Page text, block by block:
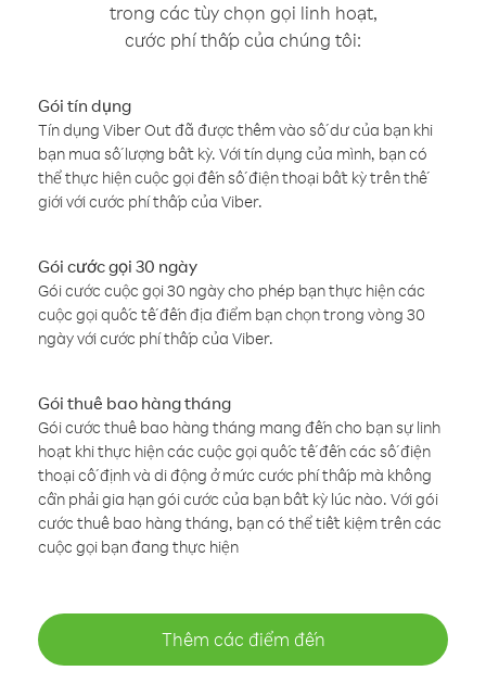
trong các tùy chọn gọi linh hoạt,
cước phí thấp của chúng tôi:
Gói tín dụng
Tín dụng Viber Out đã được thêm vào số dư của bạn khi
bạn mua số lượng bất kỳ. Với tín dụng của mình, bạn có
thể thực hiện cuộc gọi đến số điện thoại bất kỳ trên thế
giới với cước phí thấp của Viber.
Gói cước gọi 30 ngày
Gói cước cuộc gọi 30 ngày cho phép bạn thực hiện các
cuộc gọi quốc tế đến địa điểm bạn chọn trong vòng 30
ngày với cước phí thấp của Viber.
Gói thuê bao hàng tháng
Gói cước thuê bao hàng tháng mang đến cho bạn sự linh
hoạt khi thực hiện các cuộc gọi quốc tế đến các số điện
thoại cố định và di động ở mức cước phí thấp mà không
cần phải gia hạn gói cước của bạn bất kỳ lúc nào. Với gói
cước thuê bao hàng tháng, bạn có thể tiết kiệm trên các
cuộc gọi bạn đang thực hiện
Thêm các điểm đến